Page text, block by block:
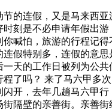
节的连假，又是马来西亚
时刻是不必申请年假出游
喊怕，旅游的行程记得
假特别多，连假的意思
一天的工作日被列为公
了吗？ 来了马六甲多
开，去年几趟马六甲行
街隔壁的亲善街。亲善